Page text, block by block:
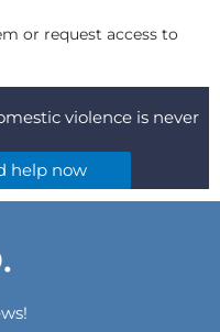
or request access to
violence is never
help now